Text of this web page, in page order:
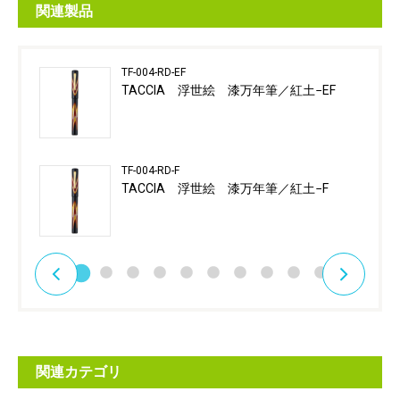
関連製品
TF-004-RD-EF
TACCIA 浮世絵 漆万年筆／紅土−EF
TF-004-RD-F
TACCIA 浮世絵 漆万年筆／紅土−F
関連カテゴリ